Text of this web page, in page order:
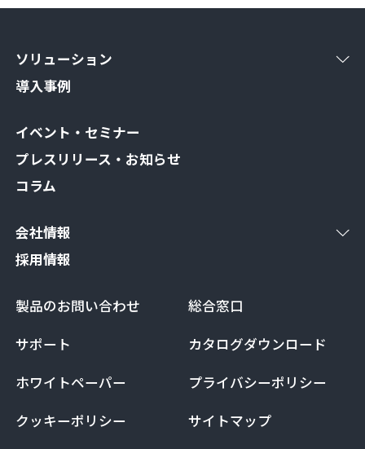
ソリューション
導入事例
イベント・セミナー
プレスリリース・お知らせ
コラム
会社情報
採用情報
製品のお問い合わせ
総合窓口
サポート
カタログダウンロード
ホワイトペーパー
プライバシーポリシー
クッキーポリシー
サイトマップ